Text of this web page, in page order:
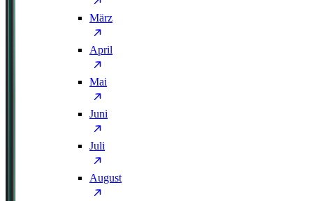
März
April
Mai
Juni
Juli
August